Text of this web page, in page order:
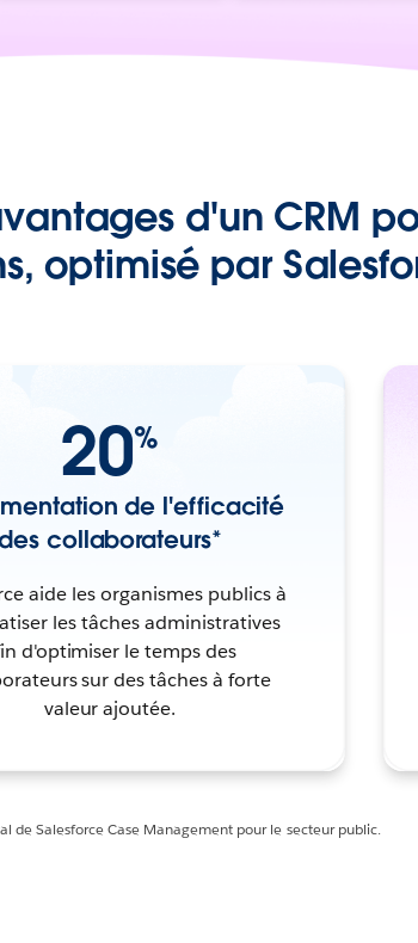
d'un CRM
optimisé par
20%
de l'efficacité
collaborateurs*
aide les organismes publics à
les tâches administratives
d'optimiser le temps des
sur des tâches à forte
valeur ajoutée.
de Salesforce Case Management pour le secteur public.